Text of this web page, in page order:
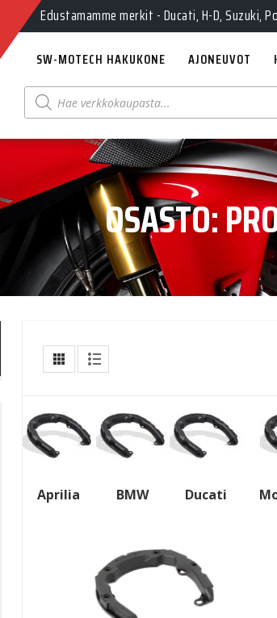
Edustamamme merkit - Ducati, H-D, Suzuki,
SW-MOTECH HAKUKONE AJONEUVOT
Products
search
OSASTO:
Aprilia BMW Ducati